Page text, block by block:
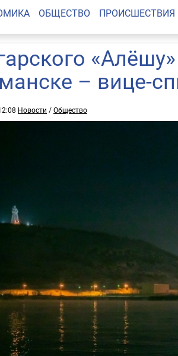
ОБЩЕСТВО ПРОИСШЕСТВИЯ
– вице-
Новости /Общество